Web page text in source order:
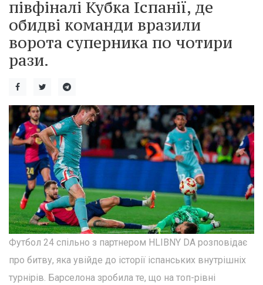
півфіналі Кубка Іспанії, де
обидві команди вразили
ворота суперника по чотири
рази.
Футбол 24 спільно з партнером HLIBNY DA розповідає
про битву, яка увійде до історії іспанських внутрішніх
турнірів. Барселона зробила те, що на топ-рівні